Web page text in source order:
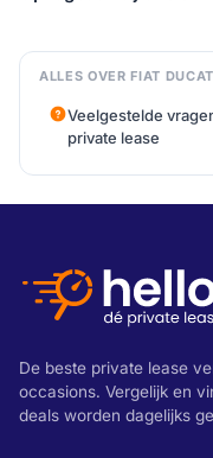
ALLES OVER FIAT
Veelgestelde
private lease
De beste private lease
occasions. Vergelijk en
deals worden dagelijks